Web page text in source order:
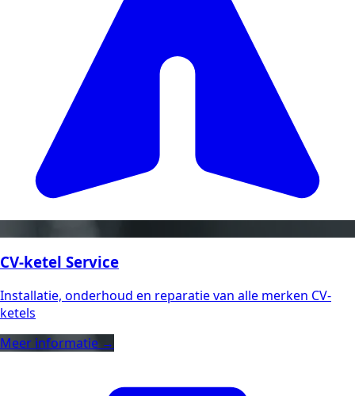
CV-ketel Service
Installatie, onderhoud en reparatie van alle merken CV-
ketels
Meer informatie →